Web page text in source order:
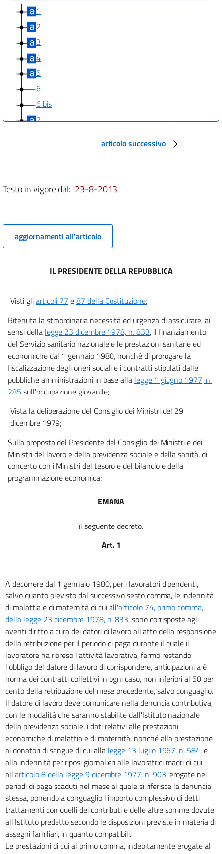
1
2
3
4
5
6
6 bis
7
11
13
14
14 ter
14 quinquies
14 sexies
14 septies
14 octies
14 novies
15
16
17
18
19
20
21
24
24 bis
24 ter
24 quater
24 quinquies
25
26
26 bis
26 ter
26 quater
26 quinquies
26 sexies
26 septies
26 octies
27
articolo successivo
Testo in vigore dal: 23-8-2013
aggiornamenti all'articolo
IL PRESIDENTE DELLA REPUBBLICA
Visti gliarticoli 77 e87 della Costituzione;
Ritenuta la straordinaria necessità ed urgenza di assicurare, ai
sensi della legge 23 dicembre 1978, n. 833, il finanziamento
del Servizio sanitario nazionale e le prestazioni sanitarie ed
economiche dal 1 gennaio 1980, nonché di prorogare la
fiscalizzazione degli oneri sociali e i contratti stipulati dalle
pubbliche amministrazioni in base alla legge 1 giugno 1977, n.
285 sull'occupazione giovanile;
Vista la deliberazione del Consiglio dei Ministri del 29
dicembre 1979;
Sulla proposta del Presidente del Consiglio dei Ministri e dei
Ministri del lavoro e della previdenza sociale e della sanità, di
concerto con i Ministri del tesoro e del bilancio e della
programmazione economica;
EMANA
il seguente decreto:
Art. 1
A decorrere dal 1 gennaio 1980, per i lavoratori dipendenti,
salvo quanto previsto dal successivo sesto comma, le indennità
di malattia e di maternità di cui all'articolo 74, primo comma,
della legge 23 dicembre 1978, n. 833, sono corrisposte agli
aventi diritto a cura dei datori di lavoro all'atto della responsione
della retribuzione per il periodo di paga durante il quale il
lavoratore ha ripreso l'attività lavorativa, fermo restando
l'obbligo del datore di lavoro di corrispondere, anticipazioni a è
norma dei contratti collettivi in ogni caso, non inferiori al 50 per
cento della retribuzione del mese precedente, salvo conguaglio.
Il datore di lavoro deve comunicare nella denuncia contributiva,
con le modalità che saranno stabilite dall'Istituto nazionale
della previdenza sociale, i dati relativi alle prestazioni
economiche di malattia e di maternità, nonché alla prestazione
ai donatori di sangue di cui alla legge 13 luglio 1967, n. 584, e
alla indennità per riposi giornalieri alle lavoratrici madri di cui
all'articolo 8 della legge 9 dicembre 1977, n. 903, erogate nei
periodi di paga scaduti nel mese al quale si riferisce la denuncia
stessa, ponendo a conguaglio l'importo complessivo di detti
trattamenti con quelli dei contributi e delle altre somme dovute
all'Istituto predetto secondo le disposizioni previste in materia di
assegni familiari, in quanto compatibili.
Le prestazioni di cui al primo comma, indebitamente erogate al